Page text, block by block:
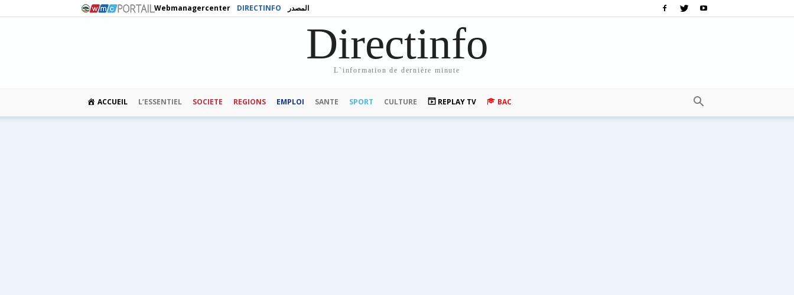
Webmanagercenter DIRECTINFO المصدر
Directinfo
L`information de dernière minute
ACCUEIL L’ESSENTIEL SOCIETE REGIONS EMPLOI SANTE SPORT CULTURE REPLAY TV BAC